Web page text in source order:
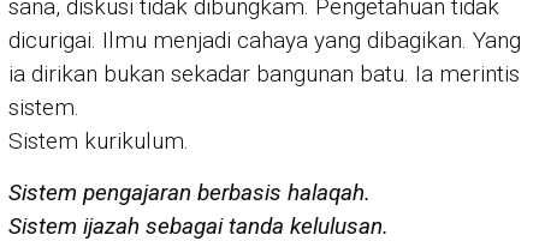
sana, diskusi tidak dibungkam. Pengetahuan tidak
dicurigai. Ilmu menjadi cahaya yang dibagikan. Yang
ia dirikan bukan sekadar bangunan batu. Ia merintis
sistem.
Sistem kurikulum.
Sistem pengajaran berbasis halaqah.
Sistem ijazah sebagai tanda kelulusan.